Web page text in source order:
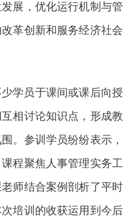
展，优化运行机制与管
革创新和服务经济社会
学员于课间或课后向授
相讨论知识点，形成教
。参训学员纷纷表示，
程聚焦人事管理实务工
师结合案例剖析了平时
培训的收获运用到今后